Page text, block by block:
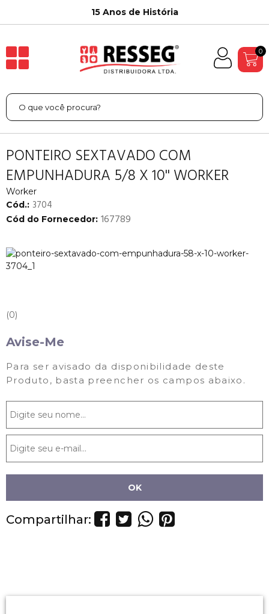
15 Anos de História
0
PONTEIRO SEXTAVADO COM
EMPUNHADURA 5/8 X 10'' WORKER
Worker
Cód.: 3704
Cód do Fornecedor: 167789
0
Avise-Me
Para ser avisado da disponibilidade deste
Produto, basta preencher os campos abaixo.
Compartilhar: